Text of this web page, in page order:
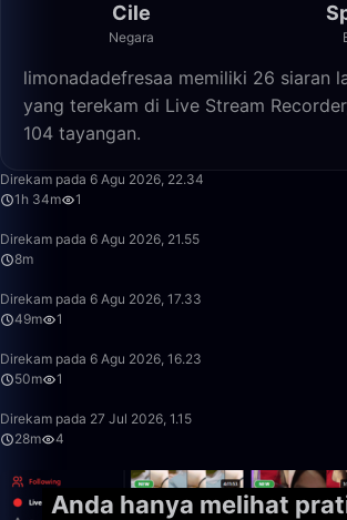
Cile
Negara
limonadadefresaa memiliki 26 siaran
yang terekam di Live Stream
104 tayangan.
Direkam pada 6 Agu 2026, 22.34
1h 34m
1
Direkam pada 6 Agu 2026, 21.55
8m
Direkam pada 6 Agu 2026, 17.33
49m
1
Direkam pada 6 Agu 2026, 16.23
50m
1
Direkam pada 27 Jul 2026, 1.15
28m
4
Anda hanya melihat